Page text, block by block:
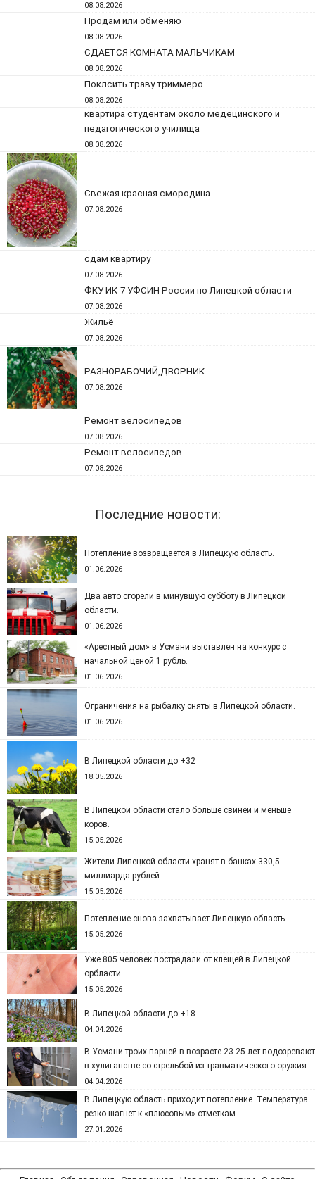
08.08.2026
Продам или обменяю
08.08.2026
СДАЕТСЯ КОМНАТА МАЛЬЧИКАМ
08.08.2026
Поклсить траву триммеро
08.08.2026
квартира студентам около медецинского и
педагогического училища
08.08.2026
Свежая красная смородина
07.08.2026
сдам квартиру
07.08.2026
ФКУ ИК-7 УФСИН России по Липецкой области
07.08.2026
Жильё
07.08.2026
РАЗНОРАБОЧИЙ,ДВОРНИК
07.08.2026
Ремонт велосипедов
07.08.2026
Ремонт велосипедов
07.08.2026
Последние новости:
Потепление возвращается в Липецкую область.
01.06.2026
Два авто сгорели в минувшую субботу в Липецкой
области.
01.06.2026
«Арестный дом» в Усмани выставлен на конкурс с
начальной ценой 1 рубль.
01.06.2026
Ограничения на рыбалку сняты в Липецкой области.
01.06.2026
В Липецкой области до +32
18.05.2026
В Липецкой области стало больше свиней и меньше
коров.
15.05.2026
Жители Липецкой области хранят в банках 330,5
миллиарда рублей.
15.05.2026
Потепление снова захватывает Липецкую область.
15.05.2026
Уже 805 человек пострадали от клещей в Липецкой
орбласти.
15.05.2026
В Липецкой области до +18
04.04.2026
В Усмани троих парней в возрасте 23-25 лет подозревают
в хулиганстве со стрельбой из травматического оружия.
04.04.2026
В Липецкую область приходит потепление. Температура
резко шагнет к «плюсовым» отметкам.
27.01.2026